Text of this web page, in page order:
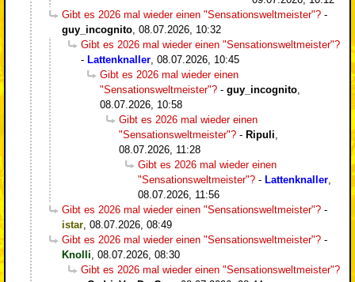
Gibt es 2026 mal wieder einen "Sensationsweltmeister"? -
guy_incognito, 08.07.2026, 10:32
Gibt es 2026 mal wieder einen "Sensationsweltmeister"?
- Lattenknaller, 08.07.2026, 10:45
Gibt es 2026 mal wieder einen
"Sensationsweltmeister"? - guy_incognito,
08.07.2026, 10:58
Gibt es 2026 mal wieder einen
"Sensationsweltmeister"? - Ripuli,
08.07.2026, 11:28
Gibt es 2026 mal wieder einen
"Sensationsweltmeister"? - Lattenknaller,
08.07.2026, 11:56
Gibt es 2026 mal wieder einen "Sensationsweltmeister"? -
istar, 08.07.2026, 08:49
Gibt es 2026 mal wieder einen "Sensationsweltmeister"? -
Knolli, 08.07.2026, 08:30
Gibt es 2026 mal wieder einen "Sensationsweltmeister"?